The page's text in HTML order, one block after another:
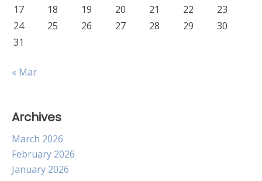
17
18 19 20 21 22
23
24
25 26 27 28 29
30
31
« Mar
Archives
March 2026
February 2026
January 2026